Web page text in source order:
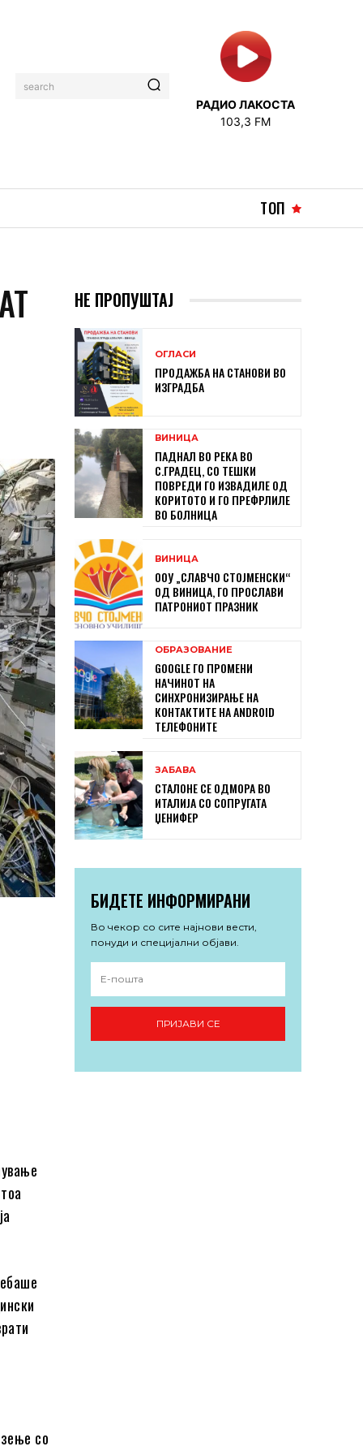
search
РАДИО ЛАКОСТА
103,3 FM
ТОП
со
НЕ ПРОПУШТАЈ
ОГЛАСИ
ПРОДАЖБА НА СТАНОВИ ВО
ИЗГРАДБА
ВИНИЦА
ПАДНАЛ ВО РЕКА ВО
С.ГРАДЕЦ, СО ТЕШКИ
ПОВРЕДИ ГО ИЗВАДИЛЕ ОД
КОРИТОТО И ГО ПРЕФРЛИЛЕ
ВО БОЛНИЦА
ВИНИЦА
ООУ „СЛАВЧО СТОЈМЕНСКИ“
ОД ВИНИЦА, ГО ПРОСЛАВИ
ПАТРОНИОТ ПРАЗНИК
ОБРАЗОВАНИЕ
GOOGLE ГО ПРОМЕНИ
НАЧИНОТ НА
СИНХРОНИЗИРАЊЕ НА
КОНТАКТИТЕ НА ANDROID
ТЕЛЕФОНИТЕ
ЗАБАВА
СТАЛОНЕ СЕ ОДМОРА ВО
ИТАЛИЈА СО СОПРУГАТА
ЏЕНИФЕР
БИДЕТЕ ИНФОРМИРАНИ
Во чекор со сите најнови вести,
понуди и специјални објави.
ПРИЈАВИ СЕ